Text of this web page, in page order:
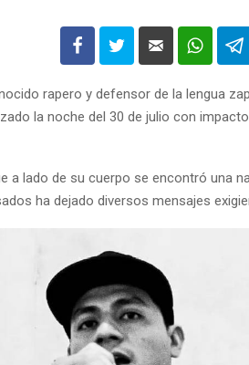
rapero y defensor de la lengua
la noche del 30 de julio con
a lado de su cuerpo se encontró una
ha dejado diversos mensajes